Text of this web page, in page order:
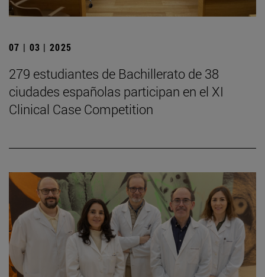
07 | 03 | 2025
279 estudiantes de Bachillerato de 38
ciudades españolas participan en el XI
Clinical Case Competition